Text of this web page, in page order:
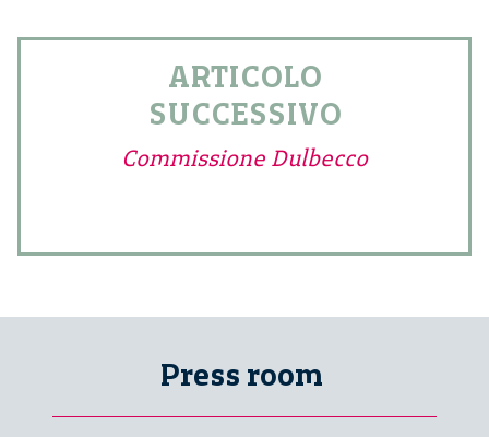
ARTICOLO
SUCCESSIVO
Commissione Dulbecco
Press room